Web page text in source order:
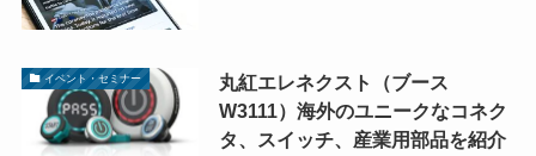
イベント・セミナー
丸紅エレネクスト（ブース
W3111）海外のユニークなコネク
タ、スイッチ、産業用部品を紹介